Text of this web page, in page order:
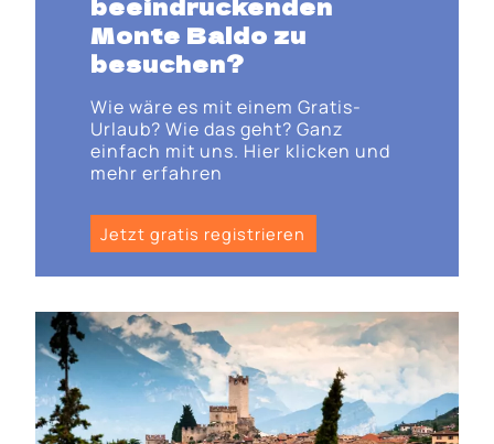
Monte Baldo zu
besuchen?
Wie wäre es mit einem Gratis-
Urlaub? Wie das geht? Ganz
einfach mit uns. Hier klicken und
mehr erfahren
Jetzt gratis registrieren